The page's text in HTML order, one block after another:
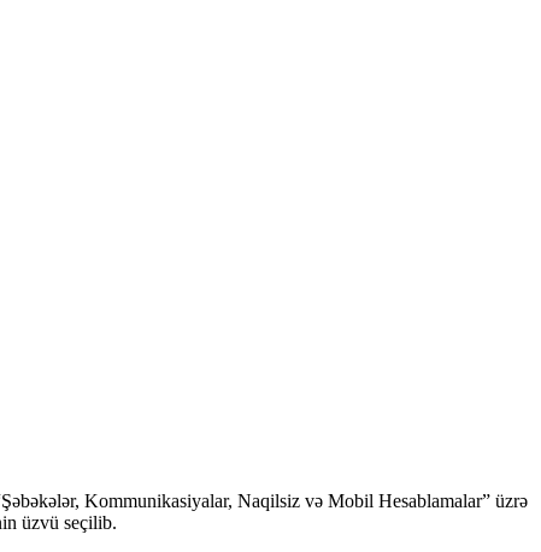
Kommunikasiyalar, Naqilsiz və Mobil Hesablamalar” üzrə
üzvü seçilib.